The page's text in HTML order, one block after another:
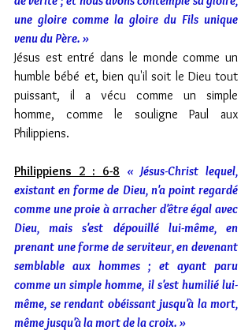
une gloire comme la gloire du Fils unique
venu du Père. »
Jésus est entré dans le monde comme un
humble bébé et, bien qu'il soit le Dieu tout
puissant, il a vécu comme un simple
homme, comme le souligne Paul aux
Philippiens.
Philippiens 2 : 6-8 « Jésus-Christ lequel,
existant en forme de Dieu, n'a point regardé
comme une proie à arracher d'être égal avec
Dieu, mais s'est dépouillé lui-même, en
prenant une forme de serviteur, en devenant
semblable aux hommes ; et ayant paru
comme un simple homme, il s'est humilié lui-
même, se rendant obéissant jusqu'à la mort,
même jusqu'à la mort de la croix. »